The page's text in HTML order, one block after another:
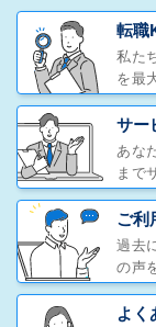
転職
私た
を最
サー
あな
まで
ご利
過去
の声
よく